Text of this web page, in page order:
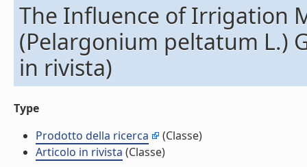
The Influence of Irrigation
(Pelargonium peltatum L.)
in rivista)
Type
Prodotto della ricerca
(Classe)
Articolo in rivista (Classe)